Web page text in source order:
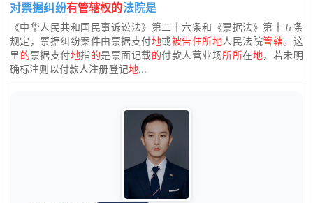
对票据纠纷有管辖权的法院是
《中华人民共和国民事诉讼法》第二十六条和《票据法》第十五条
规定，票据纠纷案件由票据支付地或被告住所地人民法院管辖。这
里的票据支付地指的是票面记载的付款人营业场所所在地，若未明
确标注则以付款人注册登记地...